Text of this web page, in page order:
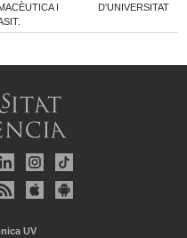
I
D'UNIVERSITAT
UV